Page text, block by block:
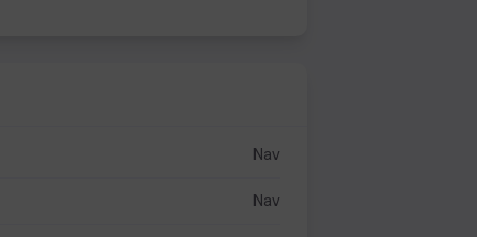
Nav
Nav